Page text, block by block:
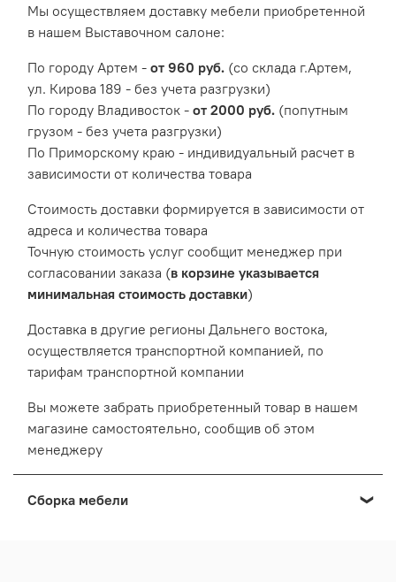
Мы осуществляем доставку мебели приобретенной
в нашем Выставочном салоне:
По городу Артем - от 960 руб. (со склада г.Артем,
ул. Кирова 189 - без учета разгрузки)
По городу Владивосток - от 2000 руб. (попутным
грузом - без учета разгрузки)
По Приморскому краю - индивидуальный расчет в
зависимости от количества товара
Cтоимость доставки формируется в зависимости от
адреса и количества товара
Точную стоимость услуг сообщит менеджер при
согласовании заказа (в корзине указывается
минимальная стоимость доставки)
Доставка в другие регионы Дальнего востока,
осуществляется транспортной компанией, по
тарифам транспортной компании
Вы можете забрать приобретенный товар в нашем
магазине самостоятельно, сообщив об этом
менеджеру
Сборка мебели